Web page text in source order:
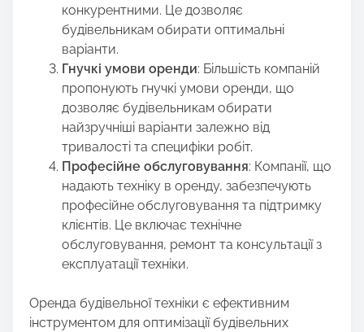
конкурентними. Це дозволяє
будівельникам обирати оптимальні
варіанти.
Гнучкі умови оренди: Більшість компаній
пропонують гнучкі умови оренди, що
дозволяє будівельникам обирати
найзручніші варіанти залежно від
тривалості та специфіки робіт.
Професійне обслуговування: Компанії, що
надають техніку в оренду, забезпечують
професійне обслуговування та підтримку
клієнтів. Це включає технічне
обслуговування, ремонт та консультації з
експлуатації техніки.
Оренда будівельної техніки є ефективним
інструментом для оптимізації будівельних